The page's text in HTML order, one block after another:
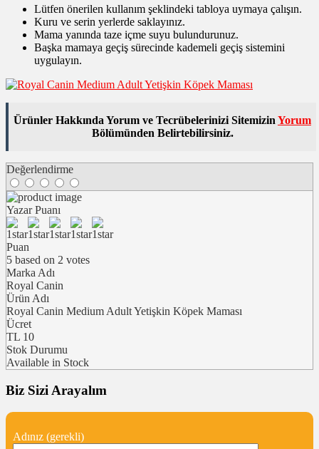
Lütfen önerilen kullanım şeklindeki tabloya uymaya çalışın.
Kuru ve serin yerlerde saklayınız.
Mama yanında taze içme suyu bulundurunuz.
Başka mamaya geçiş sürecinde kademeli geçiş sistemini
uygulayın.
Ürünler Hakkında Yorum ve Tecrübelerinizi Sitemizin Yorum
Bölümünden Belirtebilirsiniz.
Değerlendirme
Yazar Puanı
Puan
5 based on 2 votes
Marka Adı
Royal Canin
Ürün Adı
Royal Canin Medium Adult Yetişkin Köpek Maması
Ücret
TL 10
Stok Durumu
Available in Stock
Biz Sizi Arayalım
Adınız (gerekli)